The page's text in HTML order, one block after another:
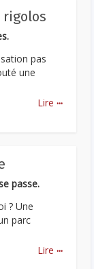
rigolos
pas
une
Lire ...
passe.
? Une
parc
Lire ...